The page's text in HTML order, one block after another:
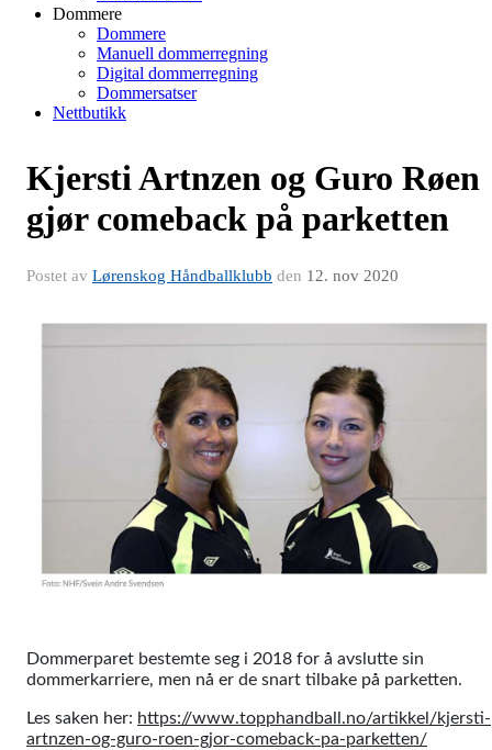
Dommere
Dommere
Manuell dommerregning
Digital dommerregning
Dommersatser
Nettbutikk
Kjersti Artnzen og Guro Røen
gjør comeback på parketten
Postet av Lørenskog Håndballklubb den 12. nov 2020
Dommerparet bestemte seg i 2018 for å avslutte sin
dommerkarriere, men nå er de snart tilbake på parketten.
Les saken her: https://www.topphandball.no/artikkel/kjersti-
artnzen-og-guro-roen-gjor-comeback-pa-parketten/